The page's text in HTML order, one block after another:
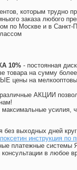
которым трудно
заказа любого
по Москве и в Санкт-
10% - постоянная
товара на сумму
цены на
АКЦИИ
усилия,
без выходных дней
инструкция по
платежные системы
в любое